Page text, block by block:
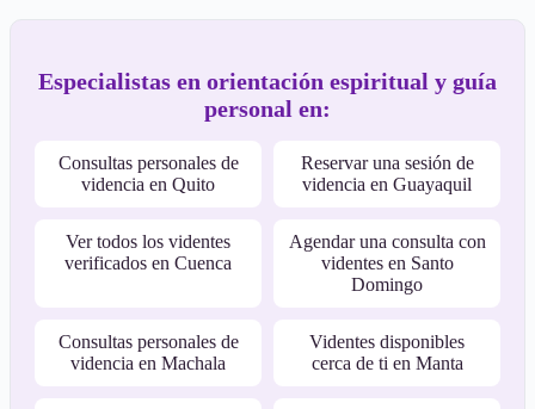
Especialistas en orientación espiritual y guía
personal en:
Consultas personales de
videncia en Quito
Reservar una sesión de
videncia en Guayaquil
Ver todos los videntes
verificados en Cuenca
Agendar una consulta con
videntes en Santo
Domingo
Consultas personales de
videncia en Machala
Videntes disponibles
cerca de ti en Manta